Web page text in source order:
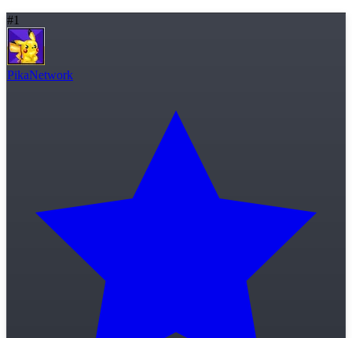
#1
PikaNetwork